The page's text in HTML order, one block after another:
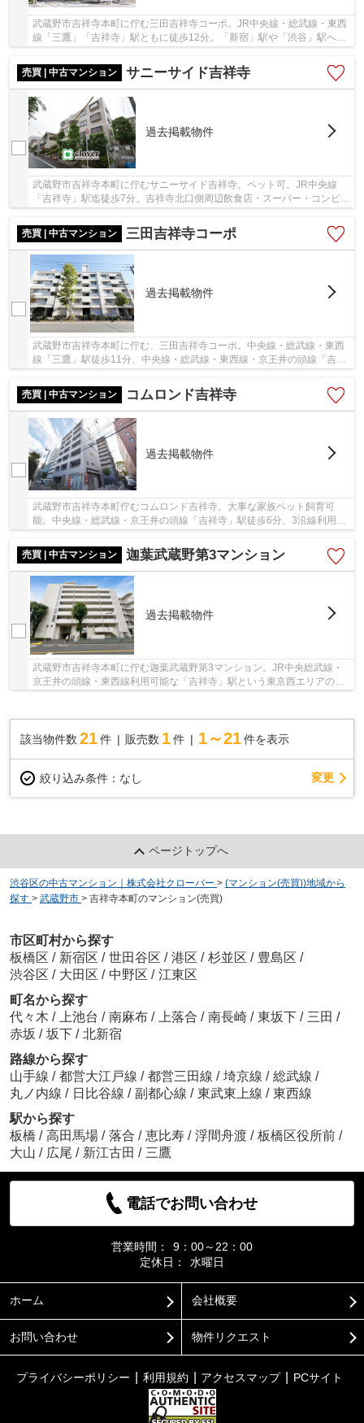
武蔵野市吉祥寺本町に佇む三田吉祥寺コーポ。JR中央線・総武線・東西
線「三鷹」「吉祥寺」駅ともに徒歩12分。「新宿」駅や「渋谷」駅への
売買 | 中古マンション
サニーサイド吉祥寺
過去掲載物件
武蔵野市吉祥寺本町に佇むサニーサイド吉祥寺。ペット可。JR中央線
「吉祥寺」駅迄徒歩7分。吉祥寺北口側周辺飲食店・スーパー・コンビニ
売買 | 中古マンション
三田吉祥寺コーポ
過去掲載物件
武蔵野市吉祥寺本町に佇む、三田吉祥寺コーポ。中央線・総武線・東西
線「三鷹」駅徒歩11分、中央線・総武線・東西線・京王井の頭線「吉祥
寺」駅徒歩14分。どちらの駅周辺にもスーパー...
売買 | 中古マンション
コムロンド吉祥寺
過去掲載物件
武蔵野市吉祥寺本町佇むコムロンド吉祥寺。大事な家族ペット飼育可
能。中央線・総武線・京王井の頭線「吉祥寺」駅徒歩6分、3沿線利用可
能で利便性良好な立地。徒歩圏内にはスーパーや...
売買 | 中古マンション
迦葉武蔵野第3マンション
過去掲載物件
武蔵野市吉祥寺本町に佇む迦葉武蔵野第3マンション。JR中央総武線・
京王井の頭線・東西線利用可能な「吉祥寺」駅という東京西エリアのビ
該当物件数 21件 販売数 1 件 1～21 件を表示
絞り込み条件： なし 変更
ページトップへ
渋谷区の中古マンション｜株式会社クローバー > (マンション(売買))地域から
探す > 武蔵野市 > 吉祥寺本町のマンション(売買)
市区町村から探す
板橋区 / 新宿区 / 世田谷区 / 港区 / 杉並区 / 豊島区 /
渋谷区 / 大田区 / 中野区 / 江東区
町名から探す
代々木 / 上池台 / 南麻布 / 上落合 / 南長崎 / 東坂下 / 三田 /
赤坂 / 坂下 / 北新宿
路線から探す
山手線 / 都営大江戸線 / 都営三田線 / 埼京線 / 総武線 /
丸ノ内線 / 日比谷線 / 副都心線 / 東武東上線 / 東西線
駅から探す
板橋 / 高田馬場 / 落合 / 恵比寿 / 浮間舟渡 / 板橋区役所前 /
大山 / 広尾 / 新江古田 / 三鷹
電話でお問い合わせ
営業時間：
9：00～22：00
定休日：
水曜日
ホーム 会社概要
お問い合わせ 物件リクエスト
プライバシーポリシー 利用規約 アクセスマップ PCサイト